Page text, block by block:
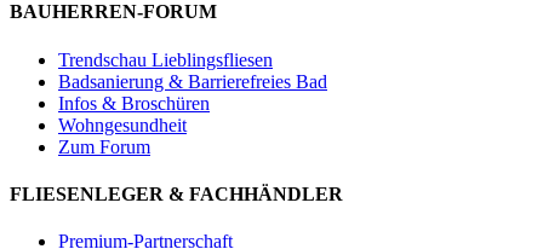
BAUHERREN-FORUM
Trendschau Lieblingsfliesen
Badsanierung & Barrierefreies Bad
Infos & Broschüren
Wohngesundheit
Zum Forum
FLIESENLEGER & FACHHÄNDLER
Premium-Partnerschaft